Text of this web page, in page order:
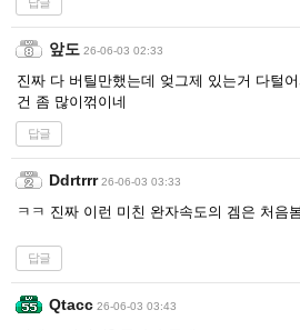
앞도 26-06-03 02:33
진짜 다 버틸만했는데 엊그제 있는거 다털
건 좀 많이꺾이네
답글
Ddrtrrr 26-06-03 03:33
ㅋㅋ 진짜 이런 미친 완자속도의 겜은 처음
답글
Qtacc 26-06-03 03:43